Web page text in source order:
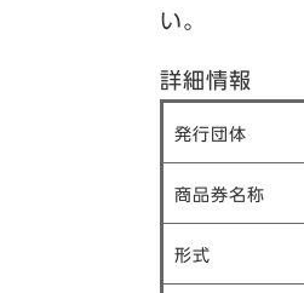
い。
詳細情報
発行団体
商品券名称
形式